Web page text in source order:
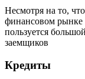
Несмотря на то,
финансовом рынке
пользуется
заемщиков
Кредиты